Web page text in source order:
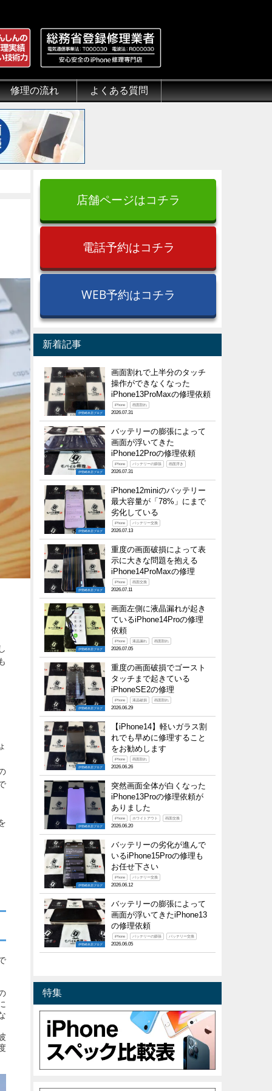
.jp
性いて
修理の流れ
来店修理の流れ
郵送修理の流れ
出張修理の流れ
よくある質問
よくある質問（iPhone修理）
よくある質問（郵送修理）
よくある質問（出張修理）
よくある質問（G-PACK）
店舗ページはコチラ
電話予約はコチラ
WEB予約はコチラ
新着記事
伊勢崎本店ブログ
画面割れで上半分のタッチ
操作ができなくなった
iPhone13ProMaxの修理依頼
iPhone 画面割れ
2026.07.31
伊勢崎本店ブログ
バッテリーの膨張によって
画面が浮いてきた
iPhone12Proの修理依頼
iPhone バッテリーの膨張 画面浮き
2026.07.31
伊勢崎本店ブログ
iPhone12miniのバッテリー
最大容量が「78%」にまで
劣化している
iPhone バッテリー交換
2026.07.13
伊勢崎本店ブログ
重度の画面破損によって表
示に大きな問題を抱える
iPhone14ProMaxの修理
iPhone 画面交換
2026.07.11
伊勢崎本店ブログ
画面左側に液晶漏れが起き
ているiPhone14Proの修理
依頼
iPhone 液晶漏れ 画面割れ
2026.07.05
伊勢崎本店ブログ
重度の画面破損でゴースト
タッチまで起きている
iPhoneSE2の修理
iPhone 液晶破損 画面割れ
2026.06.29
伊勢崎本店ブログ
【iPhone14】軽いガラス割
れでも早めに修理すること
をお勧めします
iPhone 画面割れ
2026.06.26
伊勢崎本店ブログ
突然画面全体が白くなった
iPhone13Proの修理依頼が
ありました
iPhone ホワイトアウト 画面交換
2026.06.20
伊勢崎本店ブログ
バッテリーの劣化が進んで
いるiPhone15Proの修理も
お任せ下さい
iPhone バッテリー交換
2026.06.12
伊勢崎本店ブログ
バッテリーの膨張によって
画面が浮いてきたiPhone13
の修理依頼
iPhone バッテリーの膨張 バッテリー交換
2026.06.05
特集